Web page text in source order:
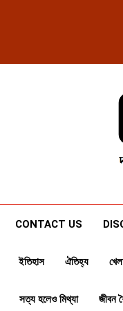
CONTACT US
ইতিহাস ঐতিহ্য
সত্য হলেও মিথ্যা জীবন